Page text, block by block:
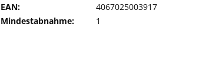
EAN:
4067025003917
Mindestabnahme:
1